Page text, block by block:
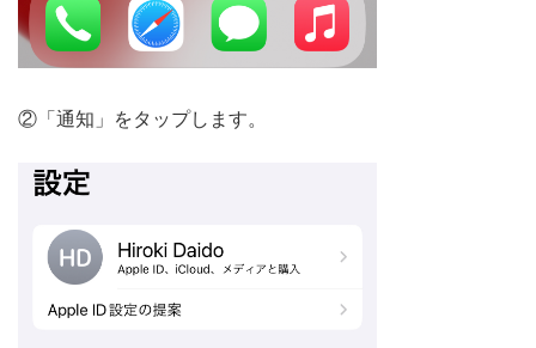
②「通知」をタップします。